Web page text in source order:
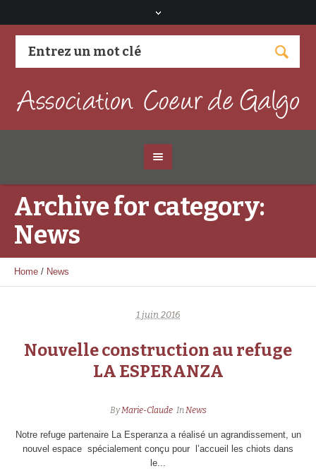
Archive for category:
News
Home / News
1 juin 2016
Nouvelle construction au refuge
LA ESPERANZA
ByMarie-Claude InNews
Notre refuge partenaire La Esperanza a réalisé un agrandissement, un
nouvel espace spécialement conçu pour l’accueil les chiots dans
le...